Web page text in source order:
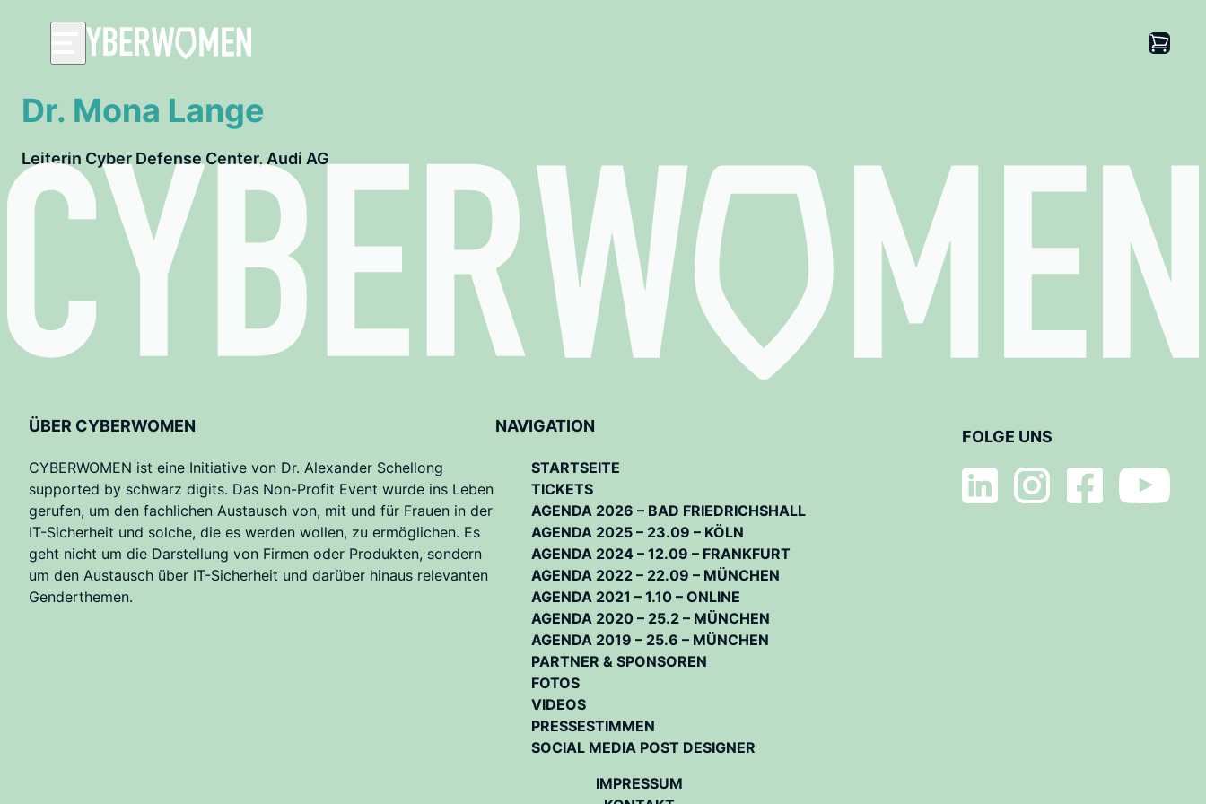
Dr. Mona Lange
Leiterin Cyber Defense Center, Audi AG
ÜBER CYBERWOMEN
CYBERWOMEN ist eine Initiative von Dr. Alexander Schellong
supported by schwarz digits. Das Non-Profit Event wurde ins Leben
gerufen, um den fachlichen Austausch von, mit und für Frauen in der
IT-Sicherheit und solche, die es werden wollen, zu ermöglichen. Es
geht nicht um die Darstellung von Firmen oder Produkten, sondern
um den Austausch über IT-Sicherheit und darüber hinaus relevanten
Genderthemen.
NAVIGATION
STARTSEITE
TICKETS
AGENDA 2026 – BAD FRIEDRICHSHALL
AGENDA 2025 – 23.09 – KÖLN
AGENDA 2024 – 12.09 – FRANKFURT
AGENDA 2022 – 22.09 – MÜNCHEN
AGENDA 2021 – 1.10 – ONLINE
AGENDA 2020 – 25.2 – MÜNCHEN
AGENDA 2019 – 25.6 – MÜNCHEN
PARTNER & SPONSOREN
FOTOS
VIDEOS
PRESSESTIMMEN
SOCIAL MEDIA POST DESIGNER
FOLGE UNS
IMPRESSUM